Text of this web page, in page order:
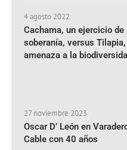
4 agosto 2022
Cachama, un ejercicio de
soberanía, versus
amenaza a la
27 noviembre 2023
Oscar D’ León en
Cable con 40 años